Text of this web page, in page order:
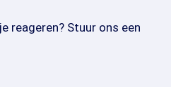
reageren? Stuur ons een